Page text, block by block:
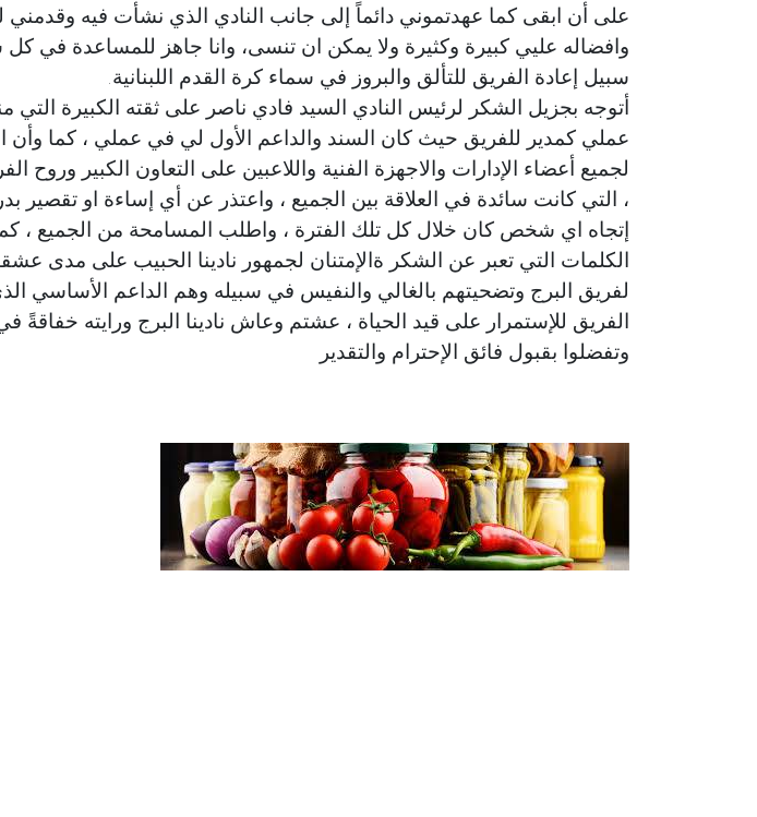
على أن ابقى كما عهدتموني دائماً إلى جانب النادي الذي نشأت فيه وقدمني
وافضاله عليي كبيرة وكثيرة ولا يمكن ان تنسى، وانا جاهز للمساعدة في
سبيل إعادة الفريق للتألق والبروز في سماء كرة القدم اللبنانية.
أتوجه بجزيل الشكر لرئيس النادي السيد فادي ناصر على ثقته الكبيرة التي
عملي كمدير للفريق حيث كان السند والداعم الأول لي في عملي ، كما
لجميع أعضاء الإدارات والاجهزة الفنية واللاعبين على التعاون الكبير وروح
، التي كانت سائدة في العلاقة بين الجميع ، واعتذر عن أي إساءة او تقصير
إتجاه اي شخص كان خلال كل تلك الفترة ، واطلب المسامحة من الجميع ،
الكلمات التي تعبر عن الشكر ةالإمتنان لجمهور نادينا الحبيب على مدى
لفريق البرج وتضحيتهم بالغالي والنفيس في سبيله وهم الداعم الأساسي
الفريق للإستمرار على قيد الحياة ، عشتم وعاش نادينا البرج ورايته خفاقةً في
وتفضلوا بقبول فائق الإحترام والتقدير